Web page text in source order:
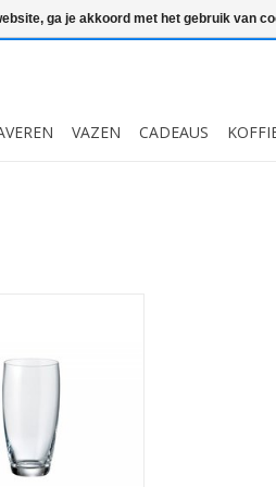
VAZEN CADEAUS
Uw drankje
MEER INFO
ga je akkoord met het gebruik van